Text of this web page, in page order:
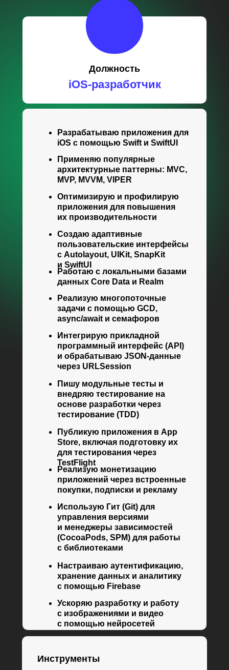
Инструменты
Пишу модульные тесты и
внедряю тестирование на
основе разработки через
тестирование (TDD)
Ускоряю разработку и работу
с изображениями и видео
с помощью нейросетей
Использую Гит (Git) для
управления версиями
и менеджеры зависимостей
(CocoaPods, SPM) для работы
с библиотеками
Публикую приложения в App
Store, включая подготовку их
для тестирования через
TestFlight
Реализую монетизацию
приложений через встроенные
покупки, подписки и рекламу
Настраиваю аутентификацию,
хранение данных и аналитику
с помощью Firebase
Разрабатываю приложения для
iOS с помощью Swift и SwiftUI
Применяю популярные
архитектурные паттерны: MVC,
MVP, MVVM, VIPER
Оптимизирую и профилирую
приложения для повышения
их производительности
Работаю с локальными базами
данных Core Data и Realm
Реализую многопоточные
задачи с помощью GCD,
async/await и семафоров
Создаю адаптивные
пользовательские интерфейсы
с Autolayout, UIKit, SnapKit
и SwiftUI
Интегрирую прикладной
программный интерфейс (API)
и обрабатываю JSON-данные
через URLSession
Должность
iOS-разработчик